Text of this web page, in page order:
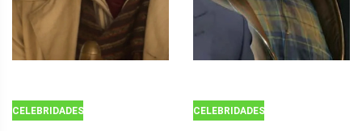
CELEBRIDADES CELEBRIDADES